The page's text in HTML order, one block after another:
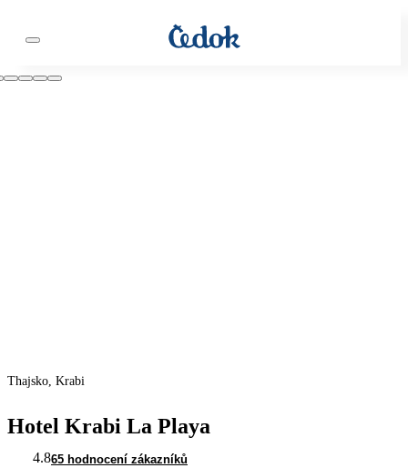
Thajsko, Krabi
Hotel Krabi La Playa
4.865 hodnocení zákazníků